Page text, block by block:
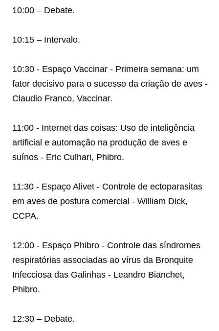
10:00 – Debate.
10:15 – Intervalo.
10:30 - Espaço Vaccinar - Primeira semana: um
fator decisivo para o sucesso da criação de aves -
Claudio Franco, Vaccinar.
11:00 - Internet das coisas: Uso de inteligência
artificial e automação na produção de aves e
suínos - Eric Culhari, Phibro.
11:30 - Espaço Alivet - Controle de ectoparasitas
em aves de postura comercial - William Dick,
CCPA.
12:00 - Espaço Phibro - Controle das síndromes
respiratórias associadas ao vírus da Bronquite
Infecciosa das Galinhas - Leandro Bianchet,
Phibro.
12:30 – Debate.